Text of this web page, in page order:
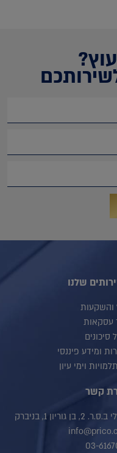
שלנו
והשקעות
עסקאות
סיכונים
ומידע פיננסי
וימי עיון
קשר
2, בן גוריון 1, בניברק
03-